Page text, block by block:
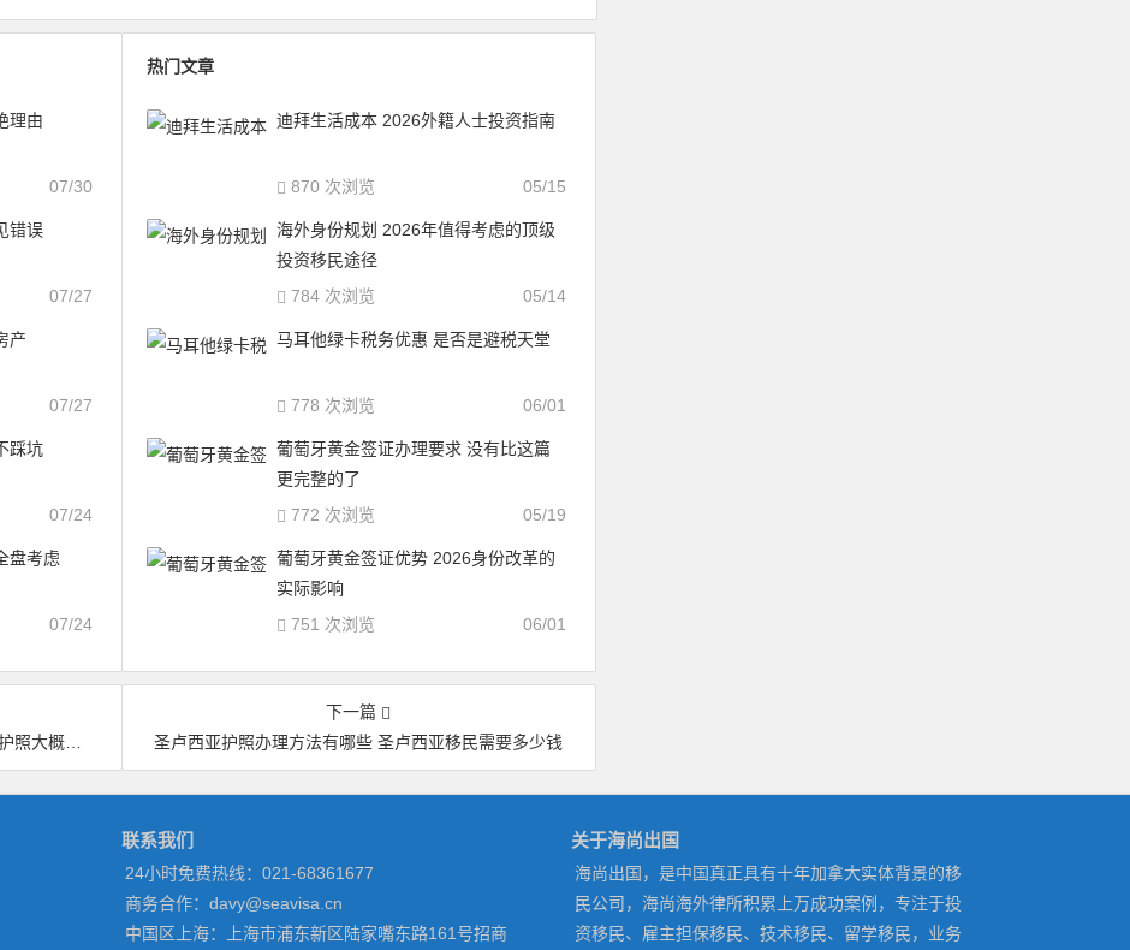
理由
07/30
错误
07/27
产
07/27
踩坑
07/24
盘考虑
07/24
热门文章
迪拜生活成本 2026外籍人士投资指南
05/15
870 次浏览
海外身份规划 2026年值得考虑的顶级
投资移民途径
05/14
784 次浏览
马耳他绿卡税务优惠 是否是避税天堂
06/01
778 次浏览
葡萄牙黄金签证办理要求 没有比这篇
更完整的了
05/19
772 次浏览
葡萄牙黄金签证优势 2026身份改革的
实际影响
06/01
751 次浏览
概多少钱
下一篇
圣卢西亚护照办理方法有哪些 圣卢西亚移民需要多少钱
联系我们
24小时免费热线：021-68361677
商务合作：davy@seavisa.cn
中国区上海：上海市浦东新区陆家嘴东路161号招商
关于海尚出国
海尚出国，是中国真正具有十年加拿大实体背景的移
民公司，海尚海外律所积累上万成功案例，专注于投
资移民、雇主担保移民、技术移民、留学移民，业务